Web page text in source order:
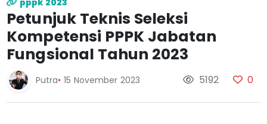
Petunjuk Teknis Seleksi
Kompetensi PPPK Jabatan
Fungsional Tahun 2023
Putra• 15 November 2023 5192 0